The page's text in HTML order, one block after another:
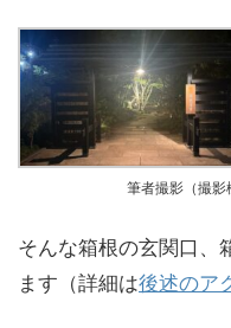
筆者撮影（撮影
そんな箱根の玄関口、
ます（詳細は後述のア